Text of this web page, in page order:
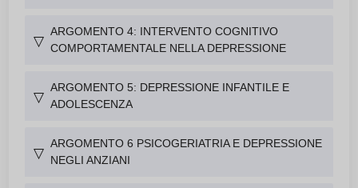
▽
ARGOMENTO 4: INTERVENTO COGNITIVO
COMPORTAMENTALE NELLA DEPRESSIONE
▽
ARGOMENTO 5: DEPRESSIONE INFANTILE E
ADOLESCENZA
▽
ARGOMENTO 6 PSICOGERIATRIA E DEPRESSIONE
NEGLI ANZIANI